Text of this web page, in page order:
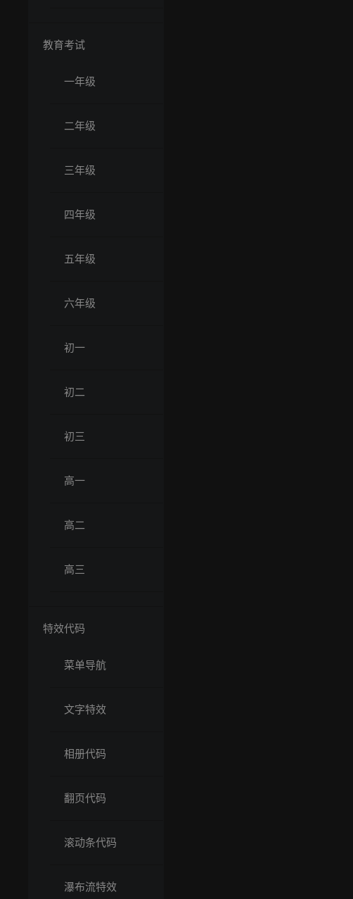
教育考试
一年级
二年级
三年级
四年级
五年级
六年级
初一
初二
初三
高一
高二
高三
特效代码
菜单导航
文字特效
相册代码
翻页代码
滚动条代码
瀑布流特效